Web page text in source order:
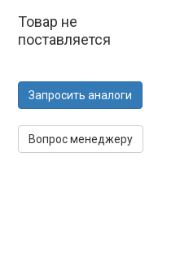
Товар не
поставляется
Запросить аналоги
Вопрос менеджеру